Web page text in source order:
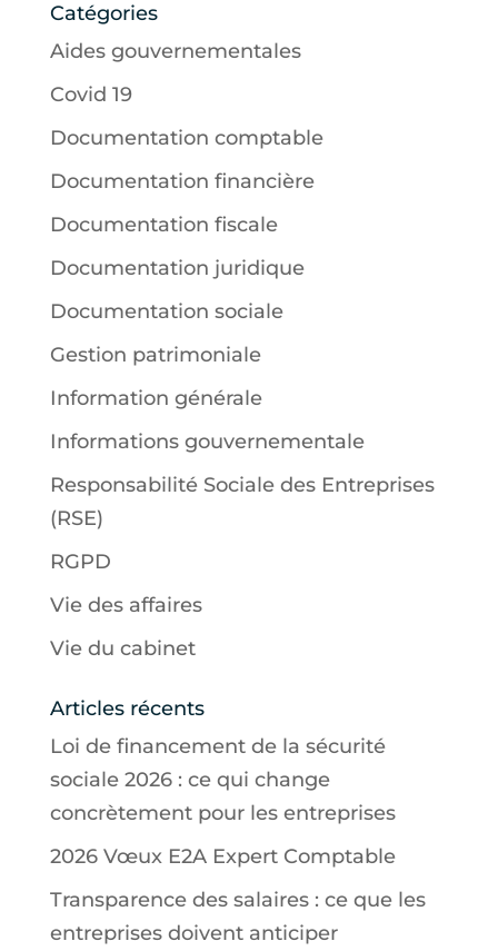
Catégories
Aides gouvernementales
Covid 19
Documentation comptable
Documentation financière
Documentation fiscale
Documentation juridique
Documentation sociale
Gestion patrimoniale
Information générale
Informations gouvernementale
Responsabilité Sociale des Entreprises
(RSE)
RGPD
Vie des affaires
Vie du cabinet
Articles récents
Loi de financement de la sécurité
sociale 2026 : ce qui change
concrètement pour les entreprises
2026 Vœux E2A Expert Comptable
Transparence des salaires : ce que les
entreprises doivent anticiper